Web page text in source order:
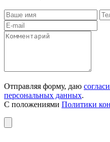
Отправляя форму, даю
персональных данных.
С положениями Политики